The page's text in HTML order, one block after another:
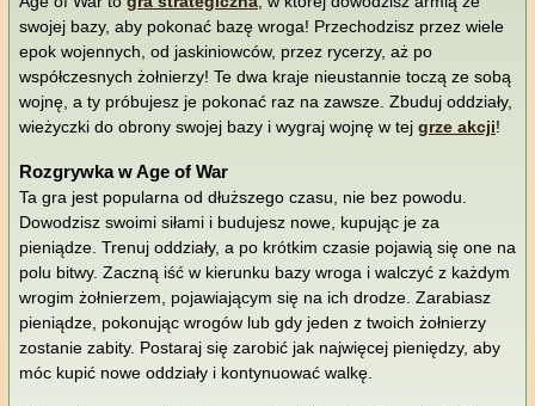
swojej bazy, aby pokonać bazę wroga! Przechodzisz przez wiele
epok wojennych, od jaskiniowców, przez rycerzy, aż po
współczesnych żołnierzy! Te dwa kraje nieustannie toczą ze sobą
wojnę, a ty próbujesz je pokonać raz na zawsze. Zbuduj oddziały,
wieżyczki do obrony swojej bazy i wygraj wojnę w tej grze akcji!
Rozgrywka w Age of War
Ta gra jest popularna od dłuższego czasu, nie bez powodu.
Dowodzisz swoimi siłami i budujesz nowe, kupując je za
pieniądze. Trenuj oddziały, a po krótkim czasie pojawią się one na
polu bitwy. Zaczną iść w kierunku bazy wroga i walczyć z każdym
wrogim żołnierzem, pojawiającym się na ich drodze. Zarabiasz
pieniądze, pokonując wrogów lub gdy jeden z twoich żołnierzy
zostanie zabity. Postaraj się zarobić jak najwięcej pieniędzy, aby
móc kupić nowe oddziały i kontynuować walkę.